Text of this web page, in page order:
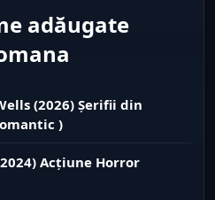
adăugate
(2026) Șerifii din
)
Acțiune Horror